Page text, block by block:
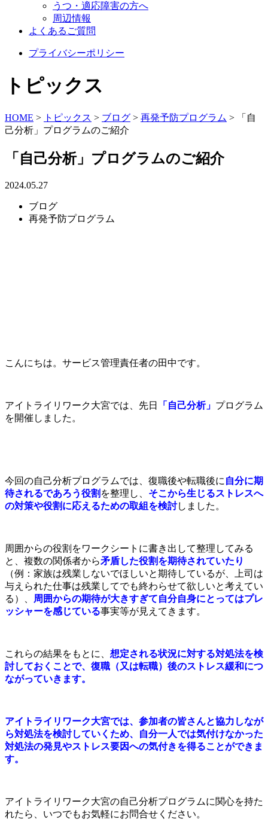
うつ・適応障害の方へ
周辺情報
よくあるご質問
プライバシーポリシー
トピックス
HOME > トピックス > ブログ > 再発予防プログラム >
「自
己分析」プログラムのご紹介
「自己分析」プログラムのご紹介
2024.05.27
ブログ
再発予防プログラム
こんにちは。サービス管理責任者の田中です。
アイトライリワーク大宮では、先日 「自己分析」 プログラム
を開催しました。
今回の自己分析プログラムでは、復職後や転職後に 自分に期
待されるであろう役割 を整理し、 そこから生じるストレスへ
の対策や役割に応えるための取組を検討しました。
周囲からの役割をワークシートに書き出して整理してみる
と、複数の関係者から矛盾した役割を期待されていたり
（例：家族は残業しないでほしいと期待しているが、上司は
与えられた仕事は残業してでも終わらせて欲しいと考えてい
る）、
周囲からの期待が大きすぎて自分自身にとってはプレ
ッシャーを感じている事実等が見えてきます。
これらの結果をもとに、 想定される状況に対する対処法を検
討しておくことで、復職（又は転職）後のストレス緩和につ
ながっていきます。
アイトライリワーク大宮では、参加者の皆さんと協力しなが
ら対処法を検討していくため、自分一人では気付けなかった
対処法の発見やストレス要因への気付きを得ることができま
す。
アイトライリワーク大宮の自己分析プログラムに関心を持た
れたら、いつでもお気軽にお問合せください。